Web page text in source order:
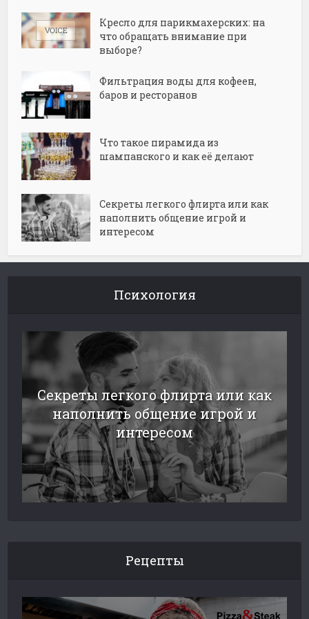
Кресло для парикмахерских: на
что обращать внимание при
выборе?
Фильтрация воды для кофеен,
баров и ресторанов
Что такое пирамида из
шампанского и как её делают
Секреты легкого флирта или как
наполнить общение игрой и
интересом
Психология
Секреты легкого флирта или как
наполнить общение игрой и
интересом
Рецепты